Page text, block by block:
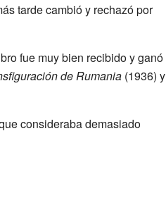
tarde cambió y rechazó por
fue muy bien recibido y ganó
de Rumania(1936) y
consideraba demasiado